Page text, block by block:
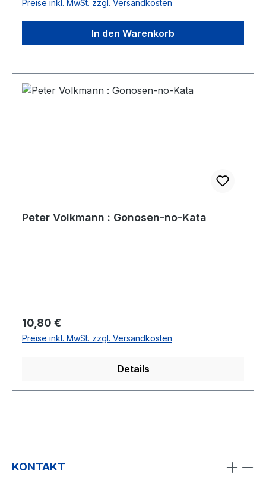
Preise inkl. MwSt. zzgl. Versandkosten
In den Warenkorb
Peter Volkmann : Gonosen-no-Kata
Regulärer Preis:
10,80 €
Preise inkl. MwSt. zzgl. Versandkosten
Details
KONTAKT